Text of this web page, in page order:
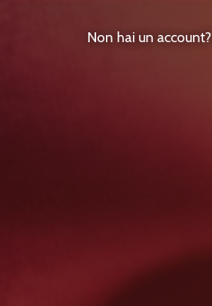
Non hai un account?